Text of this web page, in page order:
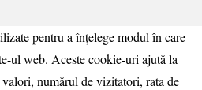
pentru a înțelege modul în care
ul web. Aceste cookie-uri ajută la
numărul de vizitatori, rata de